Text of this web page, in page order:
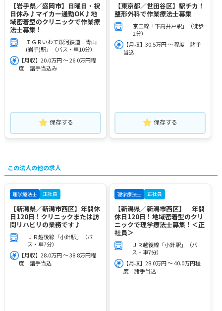
【岩手県／盛岡市】日曜日・祝
日休み♪マイカー通勤OK♪地
域密着型のクリニックで作業療
法士募集！
ＩＧＲいわて銀河鉄道「青山
(岩手)駅」（バス・車10分）
【月収】20.0万円 ～ 26.0万円程
度 諸手当込み
保存する
【東京都／世田谷区】駅チカ！
整形外科で作業療法士募集
京王線「下高井戸駅」（徒歩
2分）
【月収】30.5万円 ～ 程度 諸手
当込
保存する
この法人の他の求人
理学療法士 正社員
【新潟県／新潟市西区】年間休
日120日！クリニックまたは訪
問リハビリの業務です♪
ＪＲ越後線「小針駅」（バ
ス・車7分）
【月収】28.0万円 ～ 38.8万円程
度 諸手当込
理学療法士 正社員
【新潟県／新潟市西区】 年間
休日120日！地域密着型のクリ
ニックで理学療法士募集！＜正
社員＞
ＪＲ越後線「小針駅」（バ
ス・車7分）
【月収】28.0万円 ～ 40.0万円程
度 諸手当込